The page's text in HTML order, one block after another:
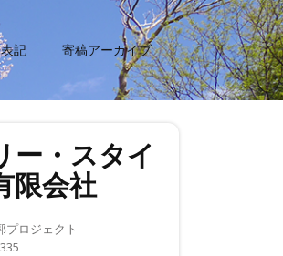
記 寄稿アーカイブ
ー・スタイ
限会社
プロジェクト